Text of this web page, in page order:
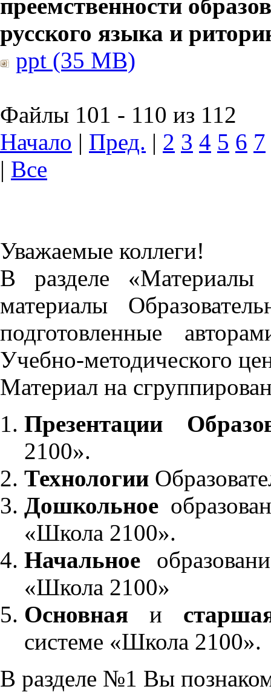
преемственности
русского языка и
ppt (35 MB)
Файлы 101 - 110 из 112
Начало | Пред. | 2 3 4 5 6 7
| Все
Уважаемые коллеги!
В разделе «Материалы
материалы
подготовленные
Учебно-методического
Материал на
Презентации
2100».
Технологии
Дошкольное
«Школа 2100».
Начальное
«Школа 2100»
Основнаяи
системе «Школа 2100».
В разделе №1 Вы